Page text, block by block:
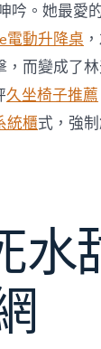
吟。她最愛
電動升降桌
，而變成了
久坐椅子推薦
統櫃式，強
水